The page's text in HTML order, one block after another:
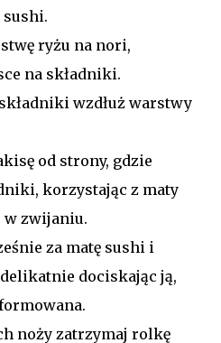
sushi.
ryżu na nori,
na składniki.
wzdłuż warstwy
od strony, gdzie
korzystając z maty
w zwijaniu.
za matę sushi i
dociskając ją,
noży zatrzymaj rolkę